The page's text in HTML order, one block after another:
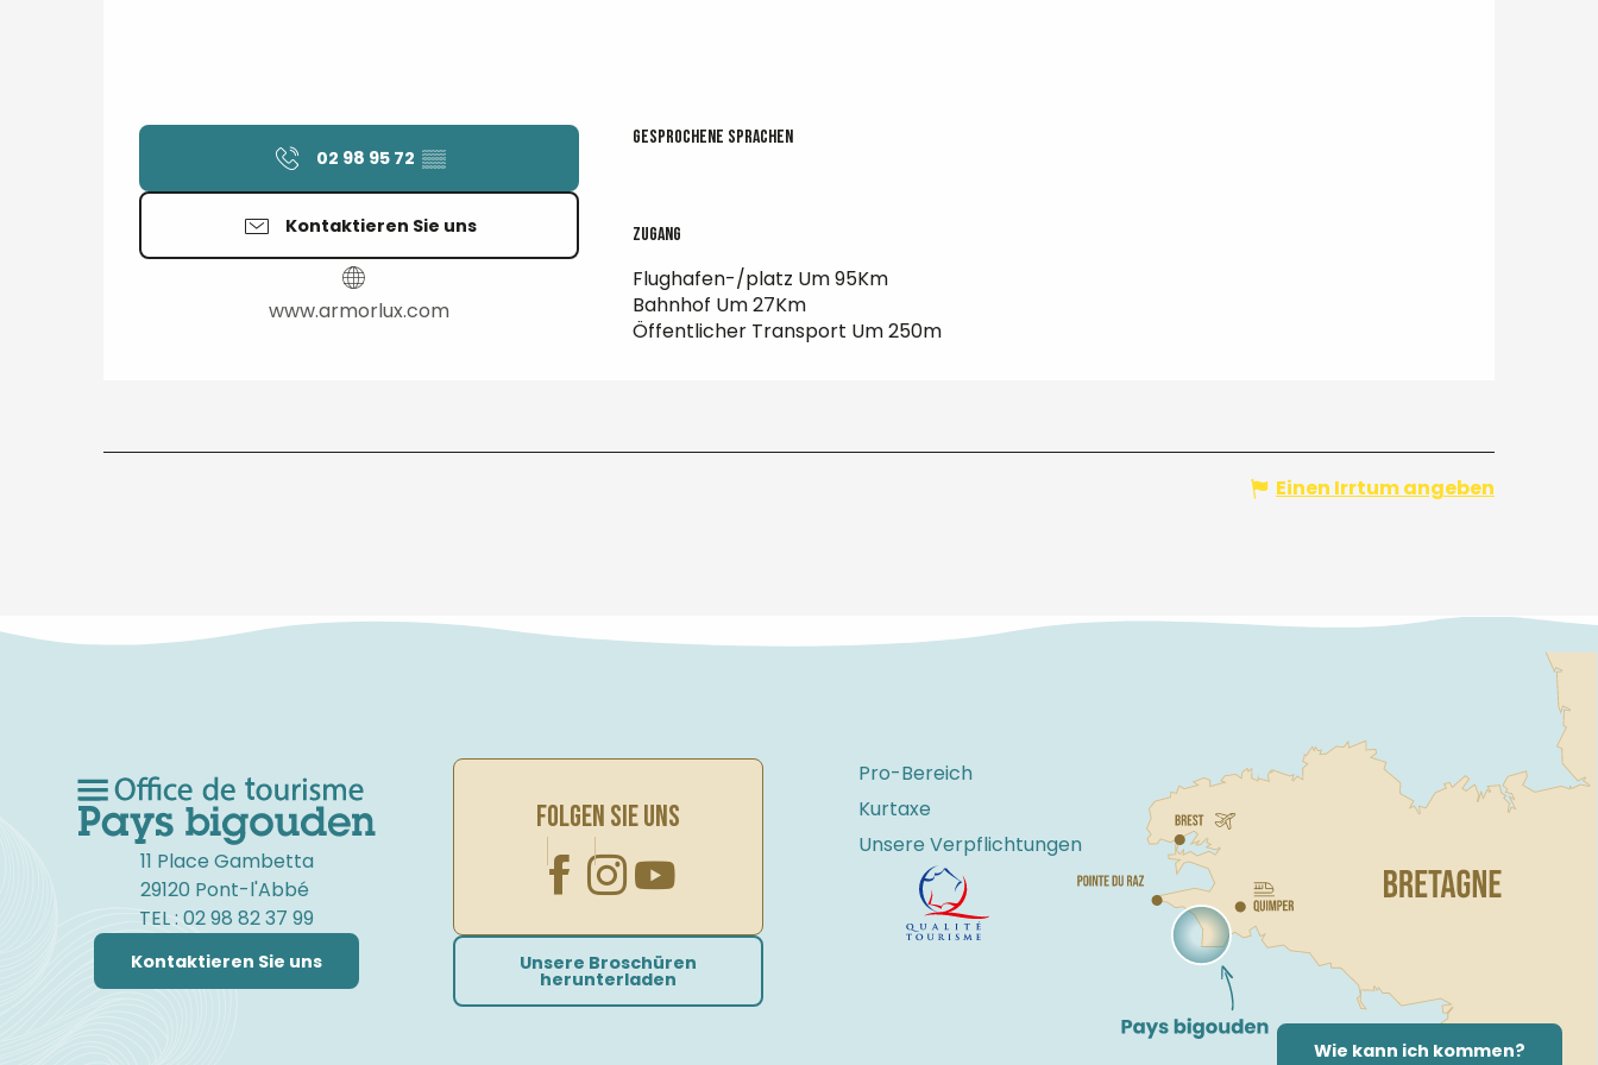
02 98 95 72 ▒▒
Kontaktieren Sie uns
www.armorlux.com
Gesprochene Sprachen
Gesprochene Sprachen
Zugang
Zugang
Flughafen-/platz Um 95Km
Bahnhof Um 27Km
Öffentlicher Transport Um 250m
Einen Irrtum angeben
11 Place Gambetta
29120 Pont-l'Abbé
TEL : 02 98 82 37 99
Kontaktieren Sie uns
FOLGEN SIE UNS
Unsere Broschüren
herunterladen
Pro-Bereich
Kurtaxe
Unsere Verpflichtungen
Wie kann ich kommen?